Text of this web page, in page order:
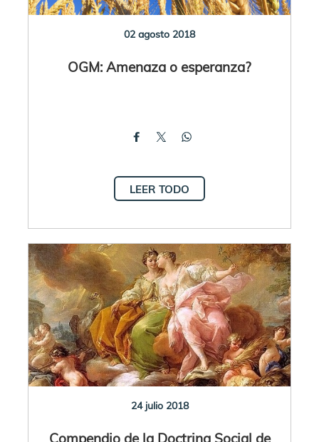
02 agosto 2018
OGM: Amenaza o esperanza?
LEER TODO
24 julio 2018
Compendio de la Doctrina Social de